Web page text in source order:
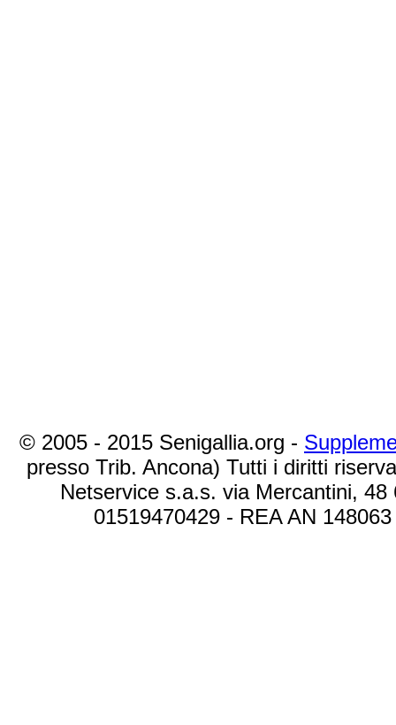
© 2005 - 2015 Senigallia.org -
presso Trib. Ancona) Tutti i diritti
Netservice s.a.s. via Mercantini,
01519470429 - REA AN